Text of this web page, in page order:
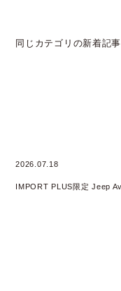
同じカテゴリの新着記事
2026.07.18